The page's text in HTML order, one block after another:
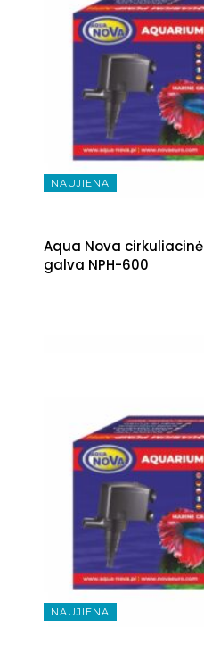
NAUJIENA
Aqua Nova cirkuliacinė
galva NPH-600
NAUJIENA